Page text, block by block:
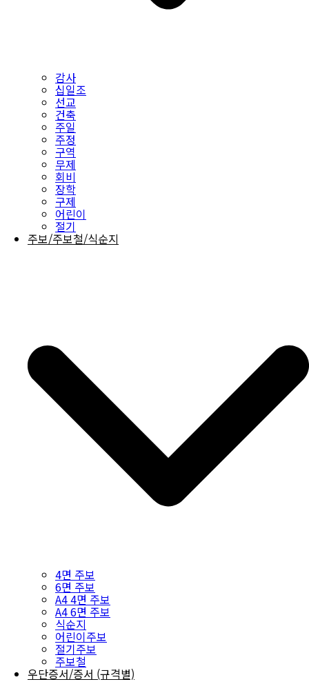
감사
십일조
선교
건축
주일
주정
구역
무제
회비
장학
구제
어린이
절기
주보/주보철/식순지
4면 주보
6면 주보
A4 4면 주보
A4 6면 주보
식순지
어린이주보
절기주보
주보철
우단증서/증서 (규격별)